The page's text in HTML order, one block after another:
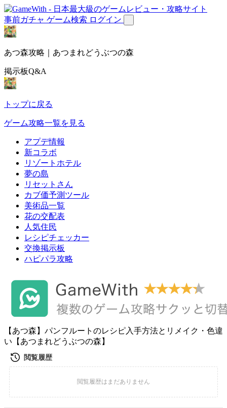
事前ガチャ ゲーム検索 ログイン
あつ森攻略｜あつまれどうぶつの森
掲示板Q&A
トップに戻る
ゲーム攻略一覧を見る
アプデ情報
新コラボ
リゾートホテル
夢の島
リセットさん
カブ価予測ツール
美術品一覧
花の交配表
人気住民
レシピチェッカー
交換掲示板
ハピパラ攻略
【あつ森】パンフルートのレシピ入手方法とリメイク・色違
い【あつまれどうぶつの森】